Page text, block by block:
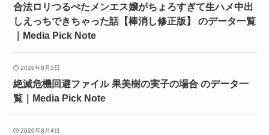
合法ロリつるぺたメンエス嬢がちょろすぎて生ハメ中出
しえっちできちゃった話【棒消し修正版】 のデータ一覧
｜Media Pick Note
2026年8月5日
絶滅危機回避ファイル 果美樹の実子の場合 のデータ一
覧｜Media Pick Note
2026年8月4日